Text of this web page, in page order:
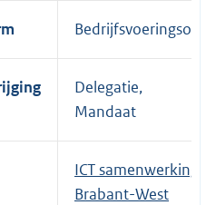
Delegatie,
Mandaat
ICT samenwerking
Brabant-West